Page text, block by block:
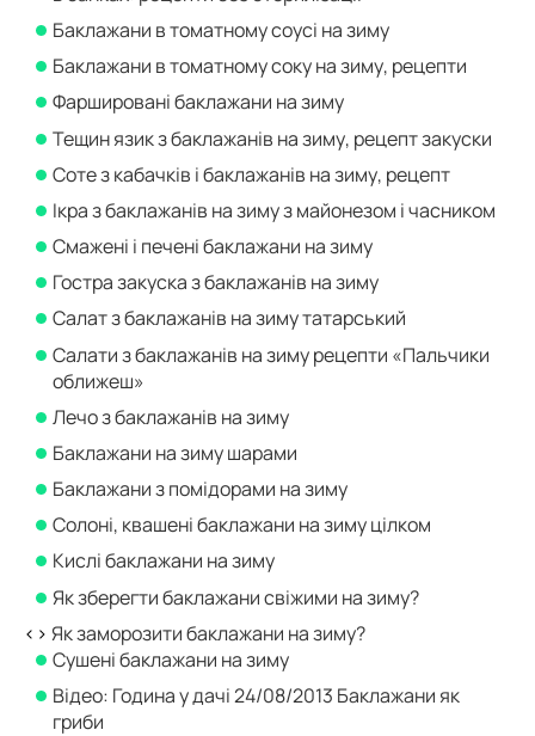
Баклажани в томатному соусі на зиму
Баклажани в томатному соку на зиму, рецепти
Фаршировані баклажани на зиму
Тещин язик з баклажанів на зиму, рецепт закуски
Соте з кабачків і баклажанів на зиму, рецепт
Ікра з баклажанів на зиму з майонезом і часником
Смажені і печені баклажани на зиму
Гостра закуска з баклажанів на зиму
Салат з баклажанів на зиму татарський
Салати з баклажанів на зиму рецепти «Пальчики
оближеш»
Лечо з баклажанів на зиму
Баклажани на зиму шарами
Баклажани з помідорами на зиму
Солоні, квашені баклажани на зиму цілком
Кислі баклажани на зиму
Як зберегти баклажани свіжими на зиму?
<> Як заморозити баклажани на зиму?
Сушені баклажани на зиму
Відео: Година у дачі 24/08/2013 Баклажани як
гриби